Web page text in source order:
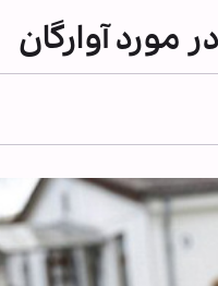
مورد آوارگان